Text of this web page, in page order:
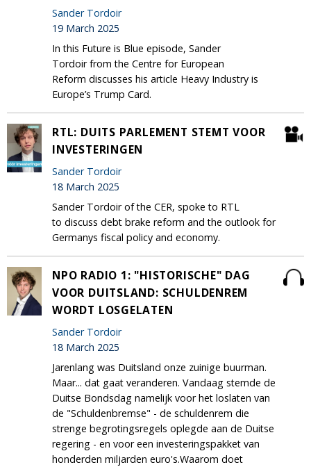
Sander Tordoir
19 March 2025
In this Future is Blue episode, Sander
Tordoir from the Centre for European
Reform discusses his article Heavy Industry is
Europe’s Trump Card.
RTL: DUITS PARLEMENT STEMT VOOR
INVESTERINGEN
Sander Tordoir
18 March 2025
Sander Tordoir of the CER, spoke to RTL
to discuss debt brake reform and the outlook for
Germanys fiscal policy and economy.
NPO RADIO 1: "HISTORISCHE" DAG
VOOR DUITSLAND: SCHULDENREM
WORDT LOSGELATEN
Sander Tordoir
18 March 2025
Jarenlang was Duitsland onze zuinige buurman.
Maar... dat gaat veranderen. Vandaag stemde de
Duitse Bondsdag namelijk voor het loslaten van
de "Schuldenbremse" - de schuldenrem die
strenge begrotingsregels oplegde aan de Duitse
regering - en voor een investeringspakket van
honderden miljarden euro's.Waarom doet